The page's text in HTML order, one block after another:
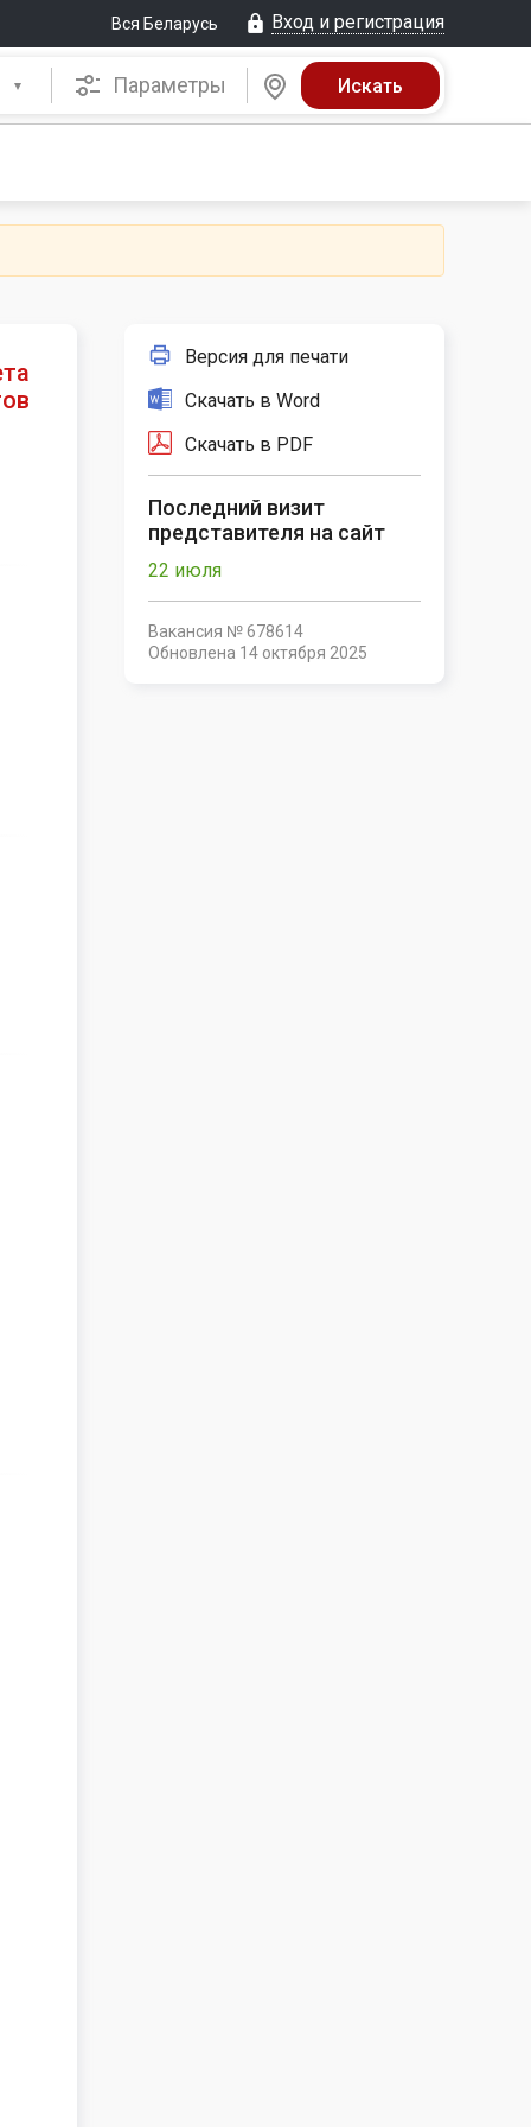
Вся Беларусь Вход и регистрация
Параметры
Версия для печати
Скачать в Word
Скачать в PDF
Последний визит
представителя на сайт
22 июля
Вакансия № 678614
Обновлена 14 октября 2025